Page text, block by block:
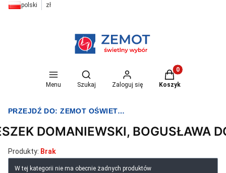
polski zł
Menu
Otwórz wyszukiwarkę
Szukaj Zaloguj się
Produkty w
Koszyk
PRZEJDŹ DO:ZEMOT OŚWIETLENIE I ELEKTRYKA
DOMANIEWSKI, BOGUSŁAWA
Produkty: Brak
Lista produktów
W tej kategorii nie ma obecnie żadnych produktów